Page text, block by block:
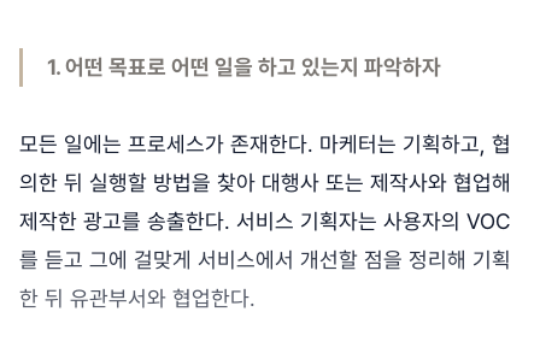
1. 어떤 목표로 어떤 일을 하고 있는지 파악하자
모든 일에는 프로세스가 존재한다. 마케터는 기획하고, 협
의한 뒤 실행할 방법을 찾아 대행사 또는 제작사와 협업해
제작한 광고를 송출한다. 서비스 기획자는 사용자의 VOC
를 듣고 그에 걸맞게 서비스에서 개선할 점을 정리해 기획
한 뒤 유관부서와 협업한다.